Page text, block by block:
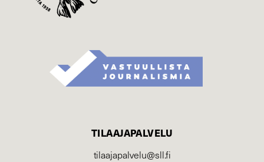
TILAAJAPALVELU
tilaajapalvelu@sll.fi